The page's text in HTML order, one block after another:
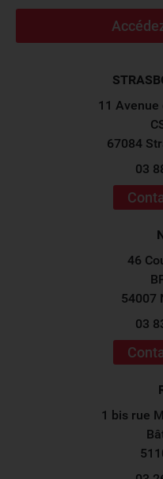
11 Avenue
67084
03
46
54007
03
1 bis rue